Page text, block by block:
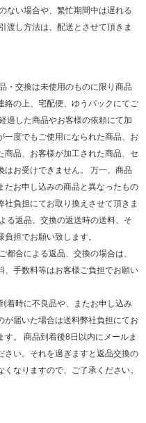
ない場合や、繁忙期間中は遅れる
渡し方法は、配送とさせて頂きま
・交換は未使用のものに限り商品
絡の上、宅配便、ゆうパックにてご
過した商品やお客様の依頼にて加
一度でもご使用になられた商品、お
商品、お客様が加工された商品、セ
はお受けできません。 万一、商品
たお申し込みの商品と異なったもの
社負担にてお取り換えさせて頂きま
る返品、交換の返送時の送料、そ
担でお願い致します。
都合による返品、交換の場合は、
、手数料等はお客様ご負担でお願い
着時に不良品や、またお申し込み
が届いた場合は送料弊社負担にてお
す。 商品到着後8日以内にメールま
さい。それを過ぎますと返品交換の
くなりますので、ご了承ください。